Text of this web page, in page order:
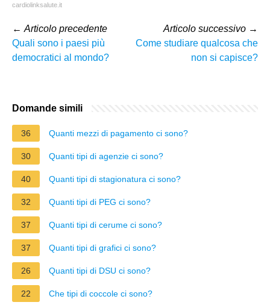
cardiolinksalute.it
← Articolo precedente
Quali sono i paesi più
democratici al mondo?
Articolo successivo →
Come studiare qualcosa che
non si capisce?
Domande simili
36 Quanti mezzi di pagamento ci sono?
30 Quanti tipi di agenzie ci sono?
40 Quanti tipi di stagionatura ci sono?
32 Quanti tipi di PEG ci sono?
37 Quanti tipi di cerume ci sono?
37 Quanti tipi di grafici ci sono?
26 Quanti tipi di DSU ci sono?
22 Che tipi di coccole ci sono?